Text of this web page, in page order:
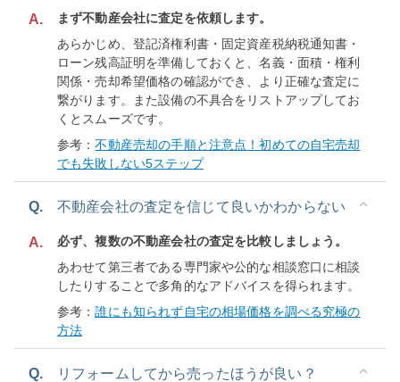
A.
まず不動産会社に査定を依頼します。
あらかじめ、登記済権利書・固定資産税納税通知書・
ローン残高証明を準備しておくと、名義・面積・権利
関係・売却希望価格の確認ができ、より正確な査定に
繋がります。また設備の不具合をリストアップしてお
くとスムーズです。
参考：不動産売却の手順と注意点！初めての自宅売却
でも失敗しない5ステップ
Q. 不動産会社の査定を信じて良いかわからない
A.
必ず、複数の不動産会社の査定を比較しましょう。
あわせて第三者である専門家や公的な相談窓口に相談
したりすることで多角的なアドバイスを得られます。
参考：誰にも知られず自宅の相場価格を調べる究極の
方法
Q. リフォームしてから売ったほうが良い？